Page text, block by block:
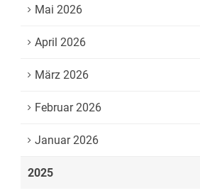
Mai 2026
April 2026
März 2026
Februar 2026
Januar 2026
2025